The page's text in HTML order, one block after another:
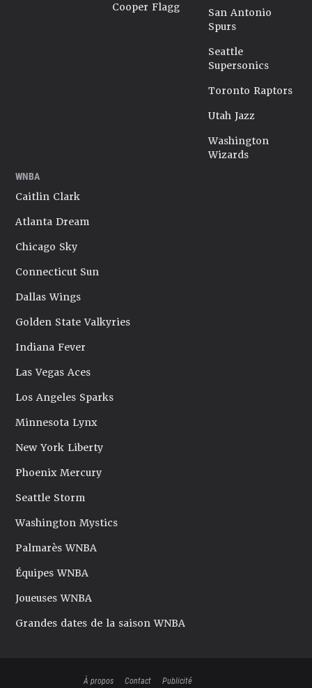
Cooper Flagg
San Antonio
Spurs
Seattle
Supersonics
Toronto Raptors
Utah Jazz
Washington
Wizards
WNBA
Caitlin Clark
Atlanta Dream
Chicago Sky
Connecticut Sun
Dallas Wings
Golden State Valkyries
Indiana Fever
Las Vegas Aces
Los Angeles Sparks
Minnesota Lynx
New York Liberty
Phoenix Mercury
Seattle Storm
Washington Mystics
Palmarès WNBA
Équipes WNBA
Joueuses WNBA
Grandes dates de la saison WNBA
À propos Contact Publicité